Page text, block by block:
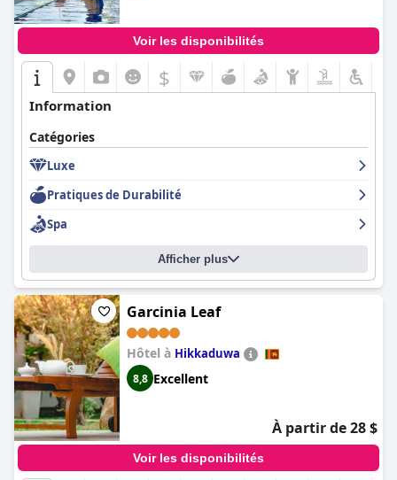
Voir les disponibilités
$
Information
Catégories
Luxe
Pratiques de Durabilité
Spa
Afficher plus
Garcinia Leaf
Hôtel à Hikkaduwa
8,8 Excellent
À partir de 28 $
Voir les disponibilités